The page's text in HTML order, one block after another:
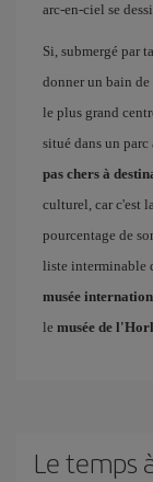
arc-en-ciel se
Si, submergé par
donner un bain
le plus grand
situé dans un parc
pas chers à
culturel, car c'est
pourcentage de
liste interminable
musée
le musée de
Le temps